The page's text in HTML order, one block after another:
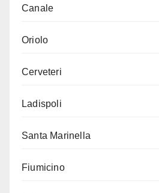
Canale
Oriolo
Cerveteri
Ladispoli
Santa Marinella
Fiumicino